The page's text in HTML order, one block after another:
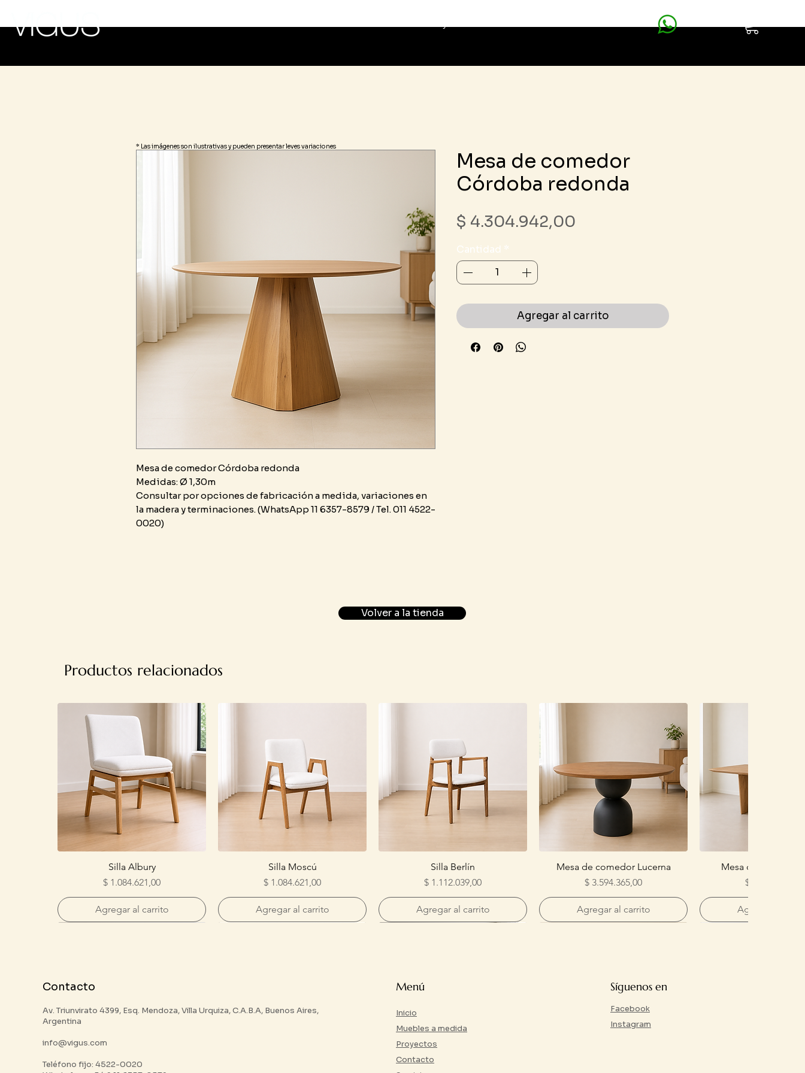
Mesa de comedor Córdoba redonda
Medidas: Ø 1,30m
Consultar por opciones de fabricación a medida, variaciones en
la madera y terminaciones. (WhatsApp 11 6357-8579 / Tel. 011 4522-
0020)
Mesa de comedor
Córdoba redonda
$ 4.304.942,00
Cantidad *
Agregar al carrito
* Las imágenes son ilustrativas y pueden presentar leves variaciones
Volver a la tienda
Productos relacionados
Silla Albury
Precio
$ 1.084.621,00
Agregar al carrito
Silla Moscú
Precio
$ 1.084.621,00
Agregar al carrito
Silla Berlín
Precio
$ 1.112.039,00
Agregar al carrito
Mesa de comedor Lucerna
Precio
$ 3.594.365,00
Agregar al carrito
Mesa de comedor
Precio
$ 4.032.904,00
Agregar al
Contacto
Av. Triunvirato 4399, Esq. Mendoza, Villa Urquiza, C.A.B.A, Buenos Aires,
Argentina
info@vigus.com
Teléfono fijo: 4522-0020
Menú
Inicio
Muebles a medida
Proyectos
Contacto
Síguenos en
Facebook
Instagram